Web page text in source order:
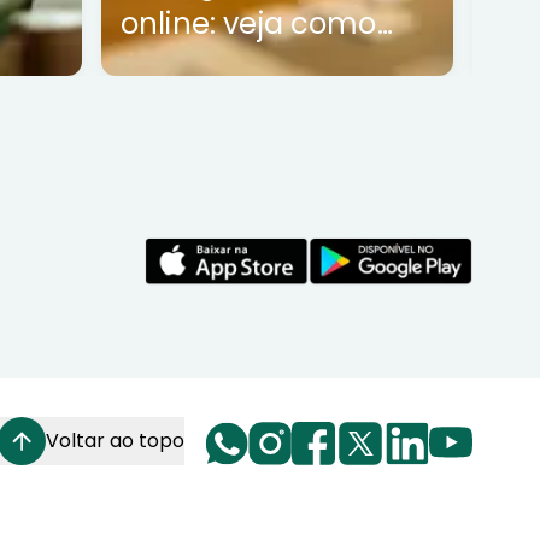
online: veja como
funciona
Voltar ao topo